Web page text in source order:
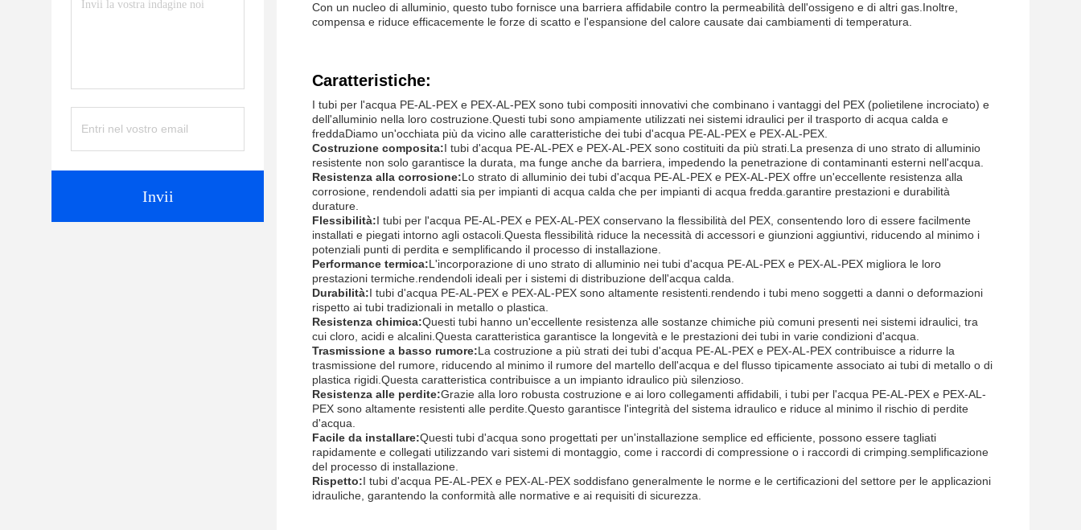
Invii
Con un nucleo di alluminio, questo tubo fornisce una barriera affidabile contro la permeabilità dell'ossigeno e di altri gas.Inoltre,
compensa e riduce efficacemente le forze di scatto e l'espansione del calore causate dai cambiamenti di temperatura.
Caratteristiche:
I tubi per l'acqua PE-AL-PEX e PEX-AL-PEX sono tubi compositi innovativi che combinano i vantaggi del PEX (polietilene incrociato) e
dell'alluminio nella loro costruzione.Questi tubi sono ampiamente utilizzati nei sistemi idraulici per il trasporto di acqua calda e
freddaDiamo un'occhiata più da vicino alle caratteristiche dei tubi d'acqua PE-AL-PEX e PEX-AL-PEX.
Costruzione composita:I tubi d'acqua PE-AL-PEX e PEX-AL-PEX sono costituiti da più strati.La presenza di uno strato di alluminio
resistente non solo garantisce la durata, ma funge anche da barriera, impedendo la penetrazione di contaminanti esterni nell'acqua.
Resistenza alla corrosione:Lo strato di alluminio dei tubi d'acqua PE-AL-PEX e PEX-AL-PEX offre un'eccellente resistenza alla
corrosione, rendendoli adatti sia per impianti di acqua calda che per impianti di acqua fredda.garantire prestazioni e durabilità
durature.
Flessibilità:I tubi per l'acqua PE-AL-PEX e PEX-AL-PEX conservano la flessibilità del PEX, consentendo loro di essere facilmente
installati e piegati intorno agli ostacoli.Questa flessibilità riduce la necessità di accessori e giunzioni aggiuntivi, riducendo al minimo i
potenziali punti di perdita e semplificando il processo di installazione.
Performance termica:L'incorporazione di uno strato di alluminio nei tubi d'acqua PE-AL-PEX e PEX-AL-PEX migliora le loro
prestazioni termiche.rendendoli ideali per i sistemi di distribuzione dell'acqua calda.
Durabilità:I tubi d'acqua PE-AL-PEX e PEX-AL-PEX sono altamente resistenti.rendendo i tubi meno soggetti a danni o deformazioni
rispetto ai tubi tradizionali in metallo o plastica.
Resistenza chimica:Questi tubi hanno un'eccellente resistenza alle sostanze chimiche più comuni presenti nei sistemi idraulici, tra
cui cloro, acidi e alcalini.Questa caratteristica garantisce la longevità e le prestazioni dei tubi in varie condizioni d'acqua.
Trasmissione a basso rumore:La costruzione a più strati dei tubi d'acqua PE-AL-PEX e PEX-AL-PEX contribuisce a ridurre la
trasmissione del rumore, riducendo al minimo il rumore del martello dell'acqua e del flusso tipicamente associato ai tubi di metallo o di
plastica rigidi.Questa caratteristica contribuisce a un impianto idraulico più silenzioso.
Resistenza alle perdite:Grazie alla loro robusta costruzione e ai loro collegamenti affidabili, i tubi per l'acqua PE-AL-PEX e PEX-AL-
PEX sono altamente resistenti alle perdite.Questo garantisce l'integrità del sistema idraulico e riduce al minimo il rischio di perdite
d'acqua.
Facile da installare:Questi tubi d'acqua sono progettati per un'installazione semplice ed efficiente, possono essere tagliati
rapidamente e collegati utilizzando vari sistemi di montaggio, come i raccordi di compressione o i raccordi di crimping.semplificazione
del processo di installazione.
Rispetto:I tubi d'acqua PE-AL-PEX e PEX-AL-PEX soddisfano generalmente le norme e le certificazioni del settore per le applicazioni
idrauliche, garantendo la conformità alle normative e ai requisiti di sicurezza.